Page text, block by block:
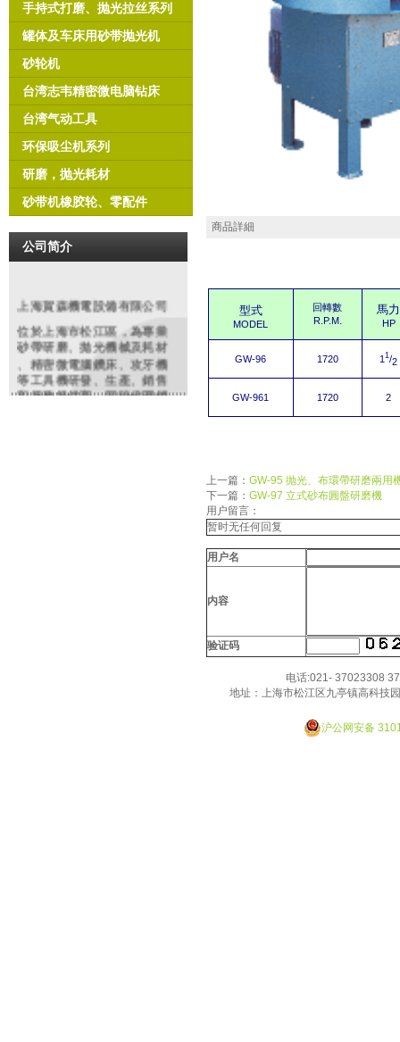
手持式打磨、抛光拉丝系列
罐体及车床用砂带抛光机
砂轮机
台湾志韦精密微电脑钻床
台湾气动工具
环保吸尘机系列
研磨，抛光耗材
砂带机橡胶轮、零配件
公司简介
上海賀森機電設備有限公司
位於上海市松江區，為專業
砂帶研磨 、拋光機械及耗材
、精密微電腦鑽床、攻牙機
等工具機研發、生產、銷售
和服務提供商。同時代理銷
商品詳細
型式
MODEL
回轉數
R.P.M.
馬力
HP
GW-96 1720 11/2
GW-961 1720 2
上一篇： GW-95 抛光、布環帶研磨兩用
下一篇： GW-97 立式砂布圓盤研磨機
用户留言：
暂时无任何回复
用户名
内容
验证码
电话:021- 37023308
地址：上海市松江区九亭镇高科技
沪公网安备